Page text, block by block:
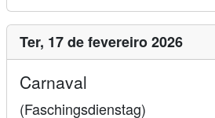
Ter, 17 de fevereiro 2026
Carnaval
(Faschingsdienstag)